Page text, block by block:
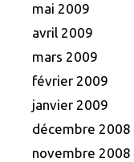
mai 2009
avril 2009
mars 2009
février 2009
janvier 2009
décembre 2008
novembre 2008